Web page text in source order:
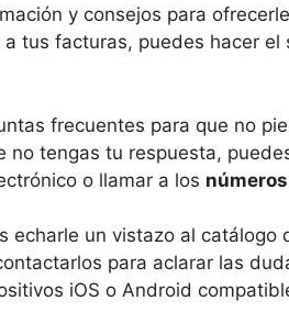
y consejos para
tus facturas, puedes hacer
frecuentes para que no
no tengas tu respuesta,
o llamar a los
echarle un vistazo al catálogo
para aclarar las
iOS o Android